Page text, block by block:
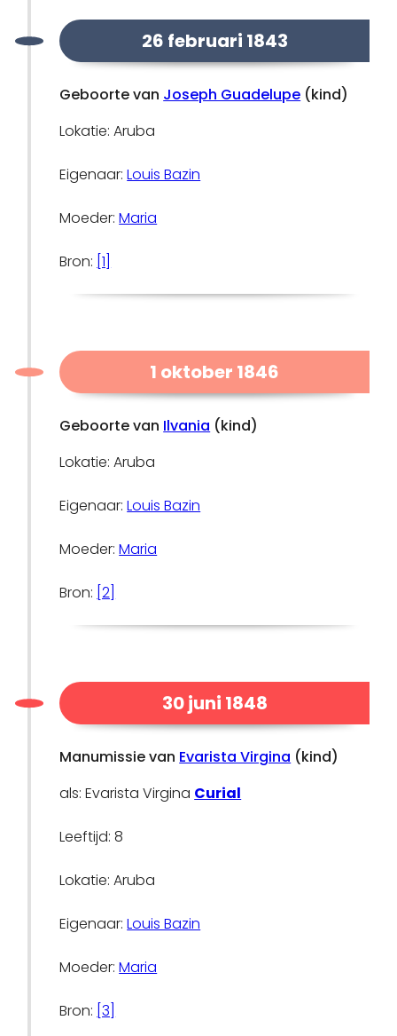
26 februari 1843
Geboorte van Joseph Guadelupe (kind)
Lokatie: Aruba
Eigenaar:Louis Bazin
Moeder:Maria
Bron: [1]
1 oktober 1846
Geboorte van Ilvania (kind)
Lokatie: Aruba
Eigenaar:Louis Bazin
Moeder:Maria
Bron: [2]
30 juni 1848
Manumissie van Evarista Virgina (kind)
als: Evarista Virgina Curial
Leeftijd: 8
Lokatie: Aruba
Eigenaar:Louis Bazin
Moeder:Maria
Bron: [3]